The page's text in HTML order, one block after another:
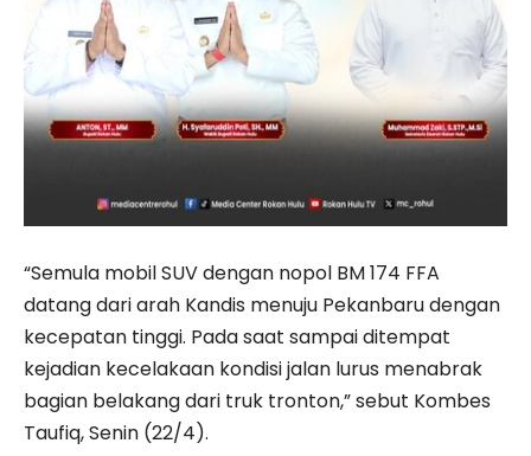
“Semula mobil SUV dengan nopol BM 174 FFA
datang dari arah Kandis menuju Pekanbaru dengan
kecepatan tinggi. Pada saat sampai ditempat
kejadian kecelakaan kondisi jalan lurus menabrak
bagian belakang dari truk tronton,” sebut Kombes
Taufiq, Senin (22/4).